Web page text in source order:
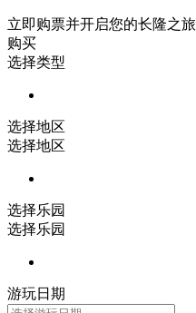
立即购票并开启您的长隆之旅
购买
选择类型
选择地区
选择地区
选择乐园
选择乐园
游玩日期